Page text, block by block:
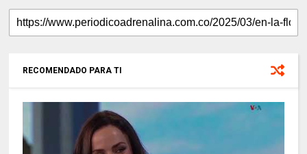
RECOMENDADO PARA TI